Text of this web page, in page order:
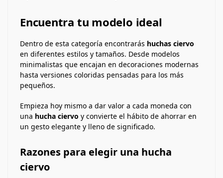
Encuentra tu modelo ideal
Dentro de esta categoría encontrarás huchas ciervo
en diferentes estilos y tamaños. Desde modelos
minimalistas que encajan en decoraciones modernas
hasta versiones coloridas pensadas para los más
pequeños.
Empieza hoy mismo a dar valor a cada moneda con
una hucha ciervo y convierte el hábito de ahorrar en
un gesto elegante y lleno de significado.
Razones para elegir una hucha
ciervo